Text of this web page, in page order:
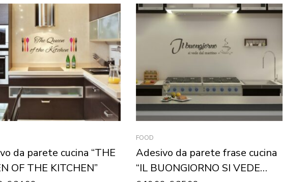
da parete cucina “THE
OF THE KITCHEN”
FOOD
Adesivo da parete frase cucina
“IL BUONGIORNO SI VEDE